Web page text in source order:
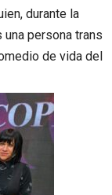
durante la
persona trans
de vida del